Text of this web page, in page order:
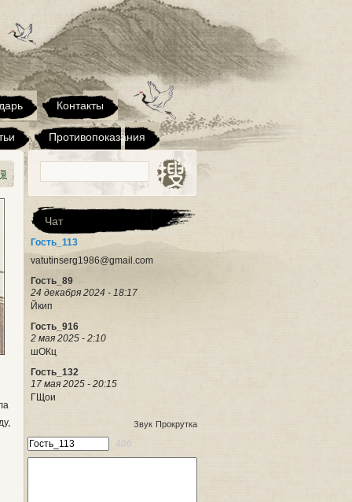
Контакты
Противопоказания
Чат
Гость_113
Гость_411
12 марта 2023 - 10:11
Здравствуйте. Набор новичков во
взрослую группу будет только в
сентябре?
Сергей
17 июля 2023 - 16:51
Здравствуйте! Зовут меня Сергей, я
представляю рекламную компанию,
которая существует уже достаточно
давно. Нам приглянулся ваш сайт.
Возможна ли его покупка?
Интересует только лишь сайт с
доменным именем, без бизнеса,
Сергей
17 июля 2023 - 16:51
vatutinserg1986@gmail.com
Гость_89
24 декабря 2024 - 18:17
Йкип
Гость_916
2 мая 2025 - 2:10
шОКц
Гость_132
17 мая 2025 - 20:15
ГЩои
Прокрутка
Звук
400